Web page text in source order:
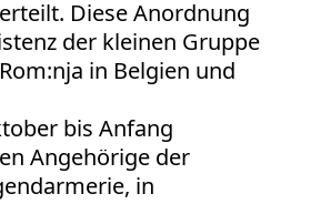
Diese Anordnung
der kleinen Gruppe
in Belgien und
bis Anfang
Angehörige der
in